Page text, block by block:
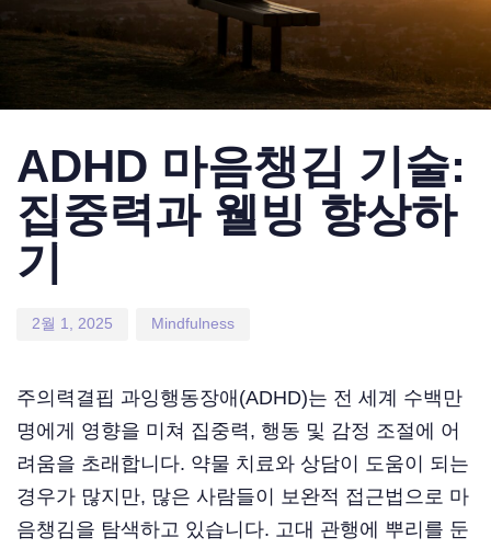
ADHD 마음챙김 기술:
집중력과 웰빙 향상하
기
2월 1, 2025 Mindfulness
주의력결핍 과잉행동장애(ADHD)는 전 세계 수백만
명에게 영향을 미쳐 집중력, 행동 및 감정 조절에 어
려움을 초래합니다. 약물 치료와 상담이 도움이 되는
경우가 많지만, 많은 사람들이 보완적 접근법으로 마
음챙김을 탐색하고 있습니다. 고대 관행에 뿌리를 둔